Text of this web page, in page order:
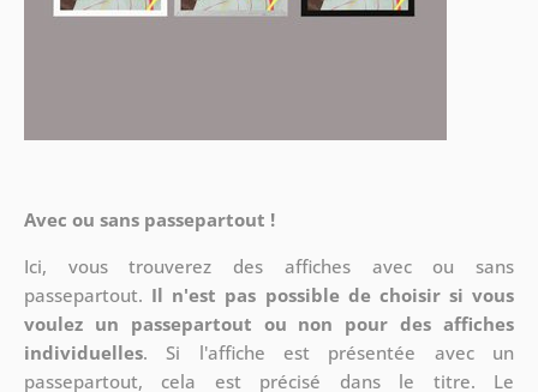
Avec ou sans passepartout !
Ici, vous trouverez des affiches avec ou sans
passepartout. Il n'est pas possible de choisir si vous
voulez un passepartout ou non pour des affiches
individuelles. Si l'affiche est présentée avec un
passepartout, cela est précisé dans le titre. Le